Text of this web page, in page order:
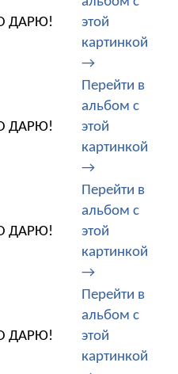
ДАРЮ!
этой
картинкой
→
ДАРЮ!
Перейти в
альбом с
этой
картинкой
→
ДАРЮ!
Перейти в
альбом с
этой
картинкой
→
ДАРЮ!
Перейти в
альбом с
этой
картинкой